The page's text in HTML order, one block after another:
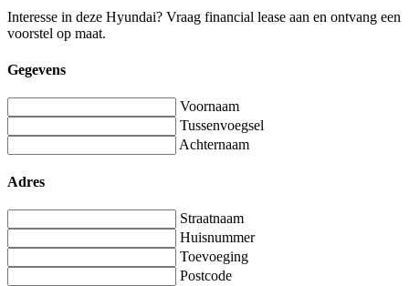
Interesse in deze Hyundai? Vraag financial lease aan en ontvang een
voorstel op maat.
Gegevens
Voornaam
Tussenvoegsel
Achternaam
Adres
Straatnaam
Huisnummer
Toevoeging
Postcode